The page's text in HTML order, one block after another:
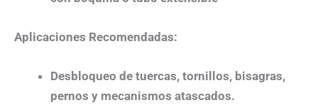
Aplicaciones Recomendadas:
Desbloqueo de tuercas, tornillos, bisagras,
pernos y mecanismos atascados.